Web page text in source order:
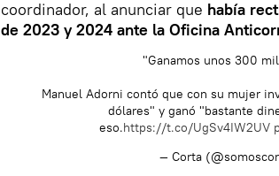
coordinador, al anunciar que había
de 2023 y 2024 ante la Oficina
"Ganamos unos 300
Manuel Adorni contó que con su mujer
dólares" y ganó "bastante
eso.https://t.co/UgSv4IW2UV
— Corta